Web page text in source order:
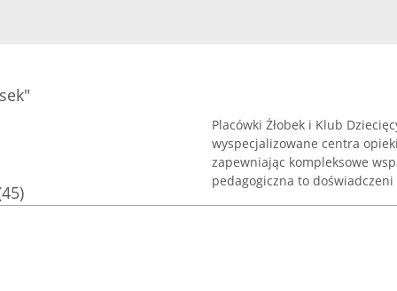
Placówki Żłobek i Klub
wyspecjalizowane centra
zapewniając kompleksowe
pedagogiczna to doświadczeni